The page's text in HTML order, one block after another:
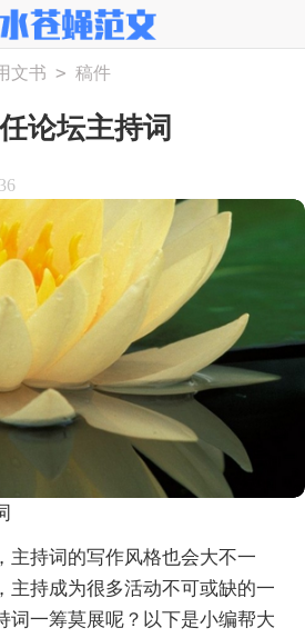
文书 > 稿件
论坛主持词
主持词的写作风格也会大不一
主持成为很多活动不可或缺的一
词一筹莫展呢？以下是小编帮大